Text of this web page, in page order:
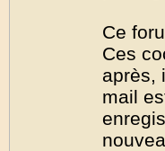
Ce
Ces
après,
mail